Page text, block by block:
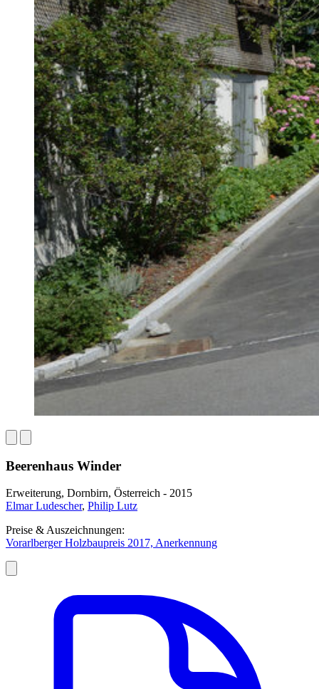
Beerenhaus Winder
Erweiterung, Dornbirn, Österreich - 2015
Elmar Ludescher, Philip Lutz
Preise & Auszeichnungen:
Vorarlberger Holzbaupreis 2017, Anerkennung